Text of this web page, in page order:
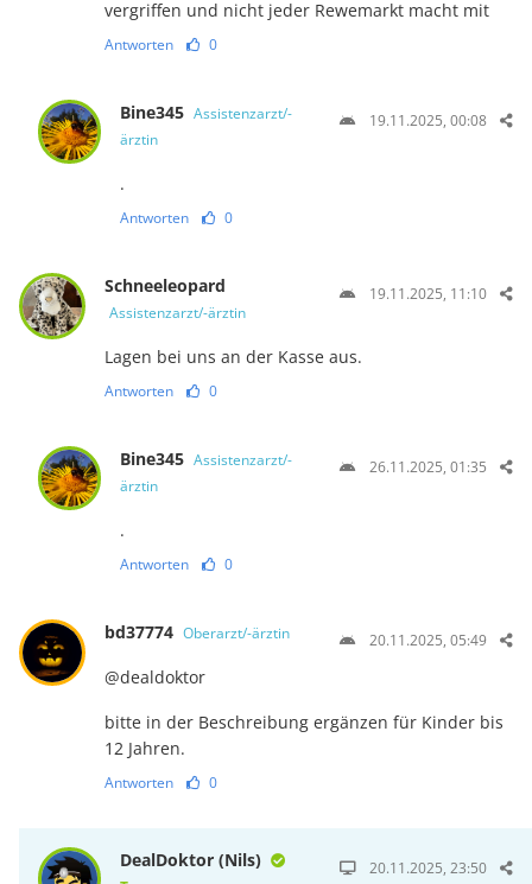
vergriffen und nicht jeder Rewemarkt macht mit
Antworten 0
Bine345 Assistenzarzt/-
ärztin
19.11.2025, 00:08
.
Antworten 0
Schneeleopard
Assistenzarzt/-ärztin
19.11.2025, 11:10
Lagen bei uns an der Kasse aus.
Antworten 0
Bine345 Assistenzarzt/-
ärztin
26.11.2025, 01:35
.
Antworten 0
bd37774 Oberarzt/-ärztin 20.11.2025, 05:49
@dealdoktor
bitte in der Beschreibung ergänzen für Kinder bis
12 Jahren.
Antworten 0
DealDoktor (Nils) 20.11.2025, 23:50